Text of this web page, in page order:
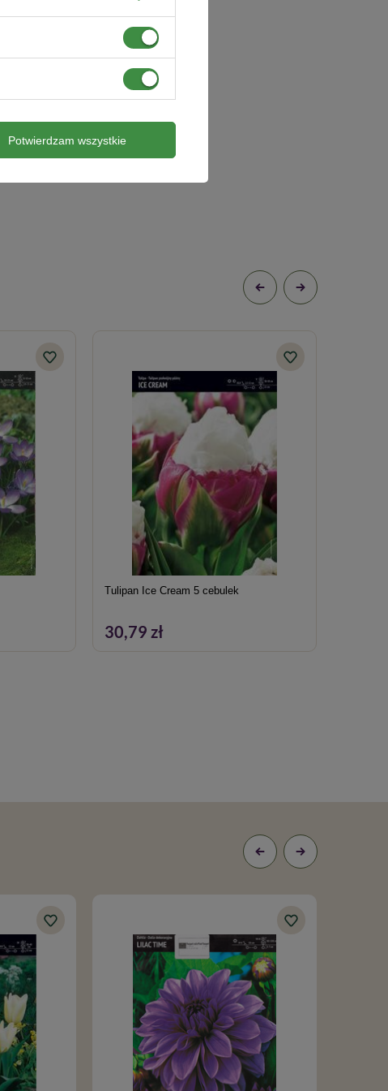
Tulipan Ice Cream 5 cebulek
30,79 zł
Potwierdzam wszystkie